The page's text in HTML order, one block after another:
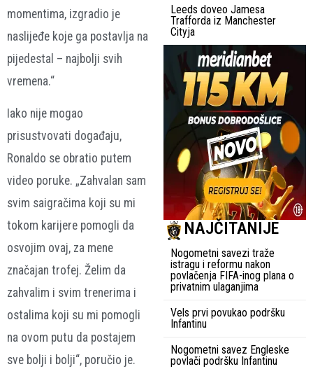
momentima, izgradio je
naslijeđe koje ga postavlja na
pijedestal – najbolji svih
vremena.“
Iako nije mogao
prisustvovati događaju,
Ronaldo se obratio putem
video poruke. „Zahvalan sam
svim saigračima koji su mi
tokom karijere pomogli da
osvojim ovaj, za mene
značajan trofej. Želim da
zahvalim i svim trenerima i
ostalima koji su mi pomogli
na ovom putu da postajem
sve bolji i bolji“, poručio je.
Leeds doveo Jamesa
Trafforda iz Manchester
Cityja
NAJČITANIJE
Nogometni savezi traže
istragu i reformu nakon
povlačenja FIFA-inog plana o
privatnim ulaganjima
Vels prvi povukao podršku
Infantinu
Nogometni savez Engleske
povlači podršku Infantinu